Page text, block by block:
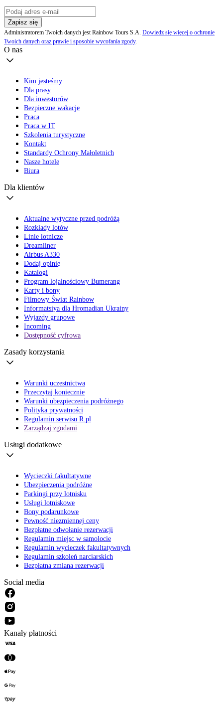
Zapisz się
Administratorem Twoich danych jest Rainbow Tours S.A. Dowiedz się więcej o ochronie
Twoich danych oraz prawie i sposobie wycofania zgody.
O nas
Kim jesteśmy
Dla prasy
Dla inwestorów
Bezpieczne wakacje
Praca
Praca w IT
Szkolenia turystyczne
Kontakt
Standardy Ochrony Małoletnich
Nasze hotele
Biura
Dla klientów
Aktualne wytyczne przed podróżą
Rozkłady lotów
Linie lotnicze
Dreamliner
Airbus A330
Dodaj opinię
Katalogi
Program lojalnościowy Bumerang
Karty i bony
Filmowy Świat Rainbow
Informatsiya dla Hromadian Ukrainy
Wyjazdy grupowe
Incoming
Dostępność cyfrowa
Zasady korzystania
Warunki uczestnictwa
Przeczytaj koniecznie
Warunki ubezpieczenia podróżnego
Polityka prywatności
Regulamin serwisu R.pl
Zarządzaj zgodami
Usługi dodatkowe
Wycieczki fakultatywne
Ubezpieczenia podróżne
Parkingi przy lotnisku
Usługi lotniskowe
Bony podarunkowe
Pewność niezmiennej ceny
Bezpłatne odwołanie rezerwacji
Regulamin miejsc w samolocie
Regulamin wycieczek fakultatywnych
Regulamin szkoleń narciarskich
Bezpłatna zmiana rezerwacji
Social media
Kanały płatności